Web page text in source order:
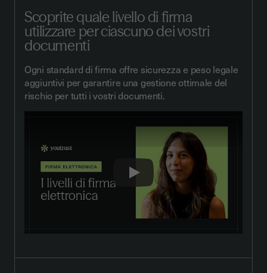
Scoprite quale livello di firma
utilizzare per ciascuno dei vostri
documenti
Ogni standard di firma offre sicurezza e peso legale
aggiuntivi per garantire una gestione ottimale del
rischio per tutti i vostri documenti.
Play